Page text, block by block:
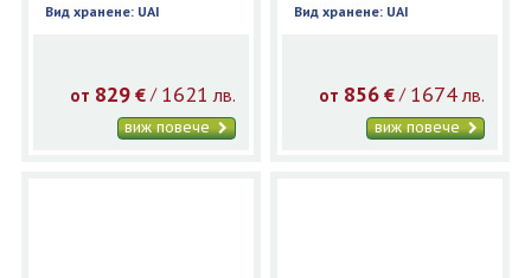
Вид хранене: UAI
от 829 €/ 1621 лв.
виж повече
Вид хранене: UAI
от 856 € / 1674 лв.
виж повече